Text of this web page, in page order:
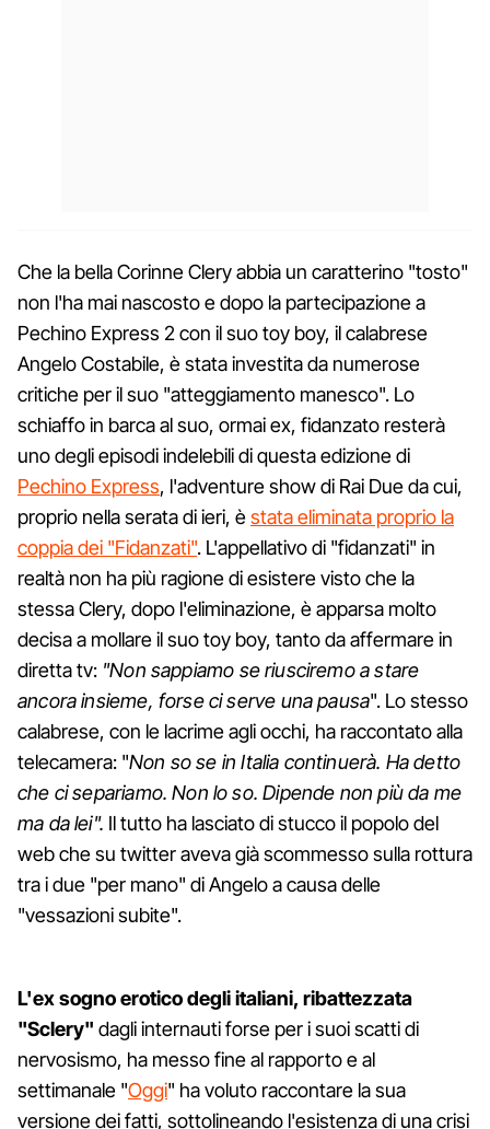
Che la bella Corinne Clery abbia un caratterino "tosto"
non l'ha mai nascosto e dopo la partecipazione a
Pechino Express 2 con il suo toy boy, il calabrese
Angelo Costabile, è stata investita da numerose
critiche per il suo "atteggiamento manesco". Lo
schiaffo in barca al suo, ormai ex, fidanzato resterà
uno degli episodi indelebili di questa edizione di
Pechino Express, l'adventure show di Rai Due da cui,
proprio nella serata di ieri, èstata eliminata proprio la
coppia dei "Fidanzati". L'appellativo di "fidanzati" in
realtà non ha più ragione di esistere visto che la
stessa Clery, dopo l'eliminazione, è apparsa molto
decisa a mollare il suo toy boy, tanto da affermare in
diretta tv: "Non sappiamo se riusciremo a stare
ancora insieme, forse ci serve una pausa". Lo stesso
calabrese, con le lacrime agli occhi, ha raccontato alla
telecamera: "Non so se in Italia continuerà. Ha detto
che ci separiamo. Non lo so. Dipende non più da me
ma da lei". Il tutto ha lasciato di stucco il popolo del
web che su twitter aveva già scommesso sulla rottura
tra i due "per mano" di Angelo a causa delle
"vessazioni subite".
L'ex sogno erotico degli italiani, ribattezzata
"Sclery" dagli internauti forse per i suoi scatti di
nervosismo, ha messo fine al rapporto e al
settimanale "Oggi" ha voluto raccontare la sua
versione dei fatti, sottolineando l'esistenza di una crisi